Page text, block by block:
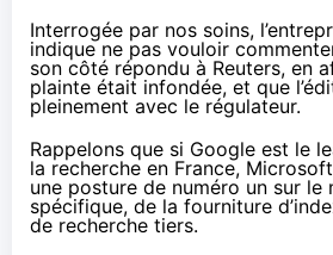
Interrogée par nos soins,
indique ne pas vouloir
son côté répondu à Reuters, en
plainte était infondée, et que
pleinement avec le régulateur.
Rappelons que si Google est le
la recherche en France,
une posture de numéro un sur le
spécifique, de la fourniture
de recherche tiers.